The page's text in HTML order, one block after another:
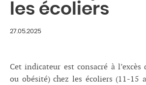
Français
les écoliers
27.05.2025
Cet indicateur est consacré à l’excès
ou obésité) chez les écoliers (11-15